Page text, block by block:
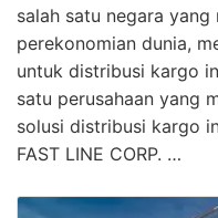
salah satu negara
perekonomian dunia,
untuk distribusi kargo
satu perusahaan yang
solusi distribusi kargo
FAST LINE CORP. …